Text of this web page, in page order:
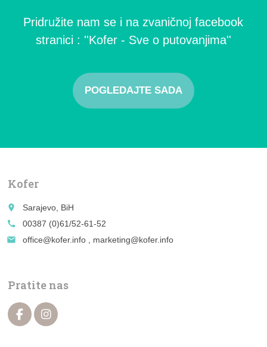
Pridružite nam se i na zvaničnoj facebook
stranici : ''Kofer - Sve o putovanjima''
POGLEDAJTE SADA
Kofer
place
Sarajevo, BiH
call
00387 (0)61/52-61-52
email
office@kofer.info , marketing@kofer.info
Pratite nas